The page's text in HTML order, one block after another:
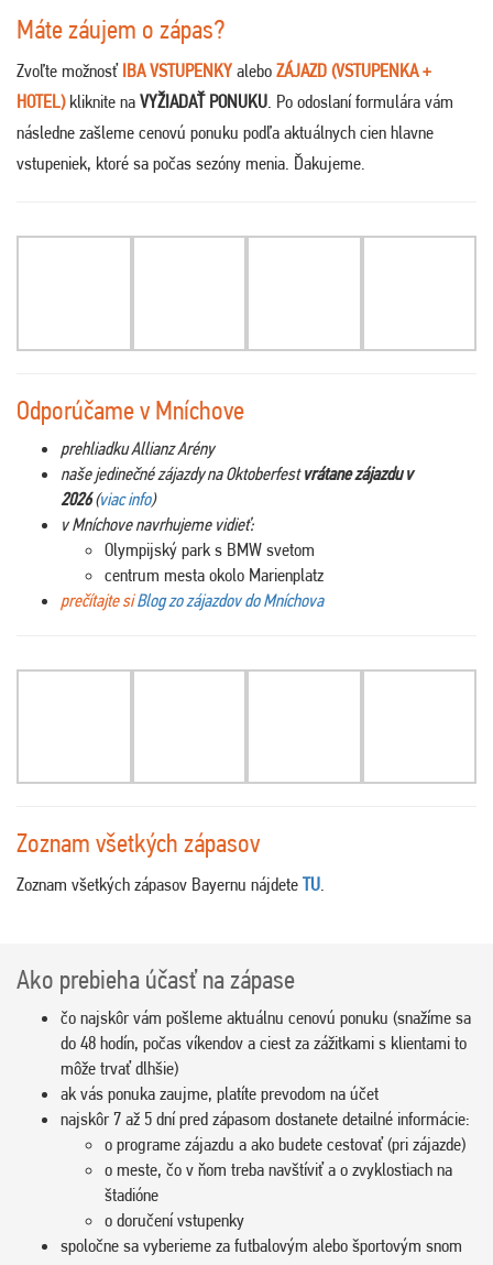
Máte záujem o zápas?
Zvoľte možnosť IBA VSTUPENKY alebo ZÁJAZD (VSTUPENKA +
HOTEL) kliknite na VYŽIADAŤ PONUKU. Po odoslaní formulára vám
následne zašleme cenovú ponuku podľa aktuálnych cien hlavne
vstupeniek, ktoré sa počas sezóny menia. Ďakujeme.
Odporúčame v Mníchove
prehliadku Allianz Arény
naše jedinečné zájazdy na Oktoberfestvrátane zájazdu v
2026(viac info)
v Mníchove navrhujeme vidieť:
Olympijský park s BMW svetom
centrum mesta okolo Marienplatz
prečítajte siBlog zo zájazdov do Mníchova
Zoznam všetkých zápasov
Zoznam všetkých zápasov Bayernu nájdete TU.
Ako prebieha účasť na zápase
čo najskôr vám pošleme aktuálnu cenovú ponuku (snažíme sa
do 48 hodín, počas víkendov a ciest za zážitkami s klientami to
môže trvať dlhšie)
ak vás ponuka zaujme, platíte prevodom na účet
najskôr 7 až 5 dní pred zápasom dostanete detailné informácie:
o programe zájazdu a ako budete cestovať (pri zájazde)
o meste, čo v ňom treba navštíviť a o zvyklostiach na
štadióne
o doručení vstupenky
spoločne sa vyberieme za futbalovým alebo športovým snom